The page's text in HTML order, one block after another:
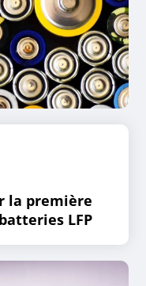
la première
LFP